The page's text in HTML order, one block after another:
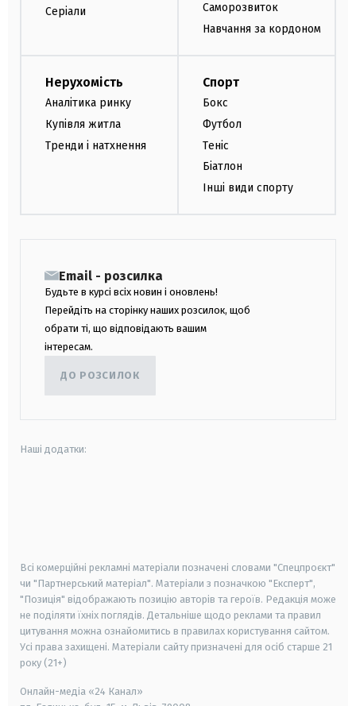
Серіали
Саморозвиток
Навчання за кордоном
Нерухомість
Аналітика ринку
Купівля житла
Тренди і натхнення
Спорт
Бокс
Футбол
Теніс
Біатлон
Інші види спорту
Email - розсилка
Будьте в курсі всіх новин і оновлень!
Перейдіть на сторінку наших розсилок, щоб
обрати ті, що відповідають вашим
інтересам.
ДО РОЗСИЛОК
Наші додатки:
Всі комерційні рекламні матеріали позначені словами "Спецпроєкт"
чи "Партнерський матеріал". Матеріали з позначкою "Експерт",
"Позиція" відображають позицію авторів та героїв. Редакція може
не поділяти їхніх поглядів. Детальніше щодо реклами та правил
цитування можна ознайомитись в правилах користування сайтом.
Усі права захищені. Матеріали сайту призначені для осіб старше 21
року (21+)
Онлайн-медіа «24 Канал»